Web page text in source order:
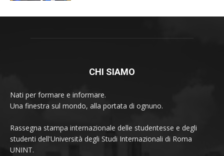
CHI SIAMO
Nati per formare e informare.
Una finestra sul mondo, alla portata di ognuno.
Rassegna stampa internazionale delle studentesse e degli
studenti dell'Università degli Studi Internazionali di Roma
UNINT.